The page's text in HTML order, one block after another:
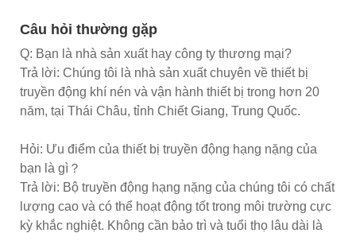
Câu hỏi thường gặp
Q: Bạn là nhà sản xuất hay công ty thương mại?
Trả lời: Chúng tôi là nhà sản xuất chuyên về thiết bị
truyền động khí nén và vận hành thiết bị trong hơn 20
năm, tại Thái Châu, tỉnh Chiết Giang, Trung Quốc.
Hỏi: Ưu điểm của thiết bị truyền động hạng nặng của
bạn là gì？
Trả lời: Bộ truyền động hạng nặng của chúng tôi có chất
lượng cao và có thể hoạt động tốt trong môi trường cực
kỳ khắc nghiệt. Không cần bảo trì và tuổi thọ lâu dài là